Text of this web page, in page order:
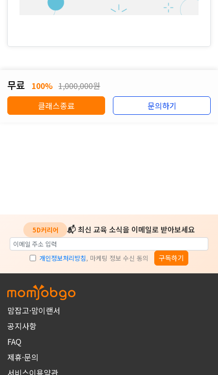
무료 100% 1,000,000원
클래스종료
문의하기
5D커리어 📬 최신 교육 소식을 이메일로 받아보세요
개인정보처리방침, 마케팅 정보 수신 동의 구독하기
맘잡고·맘이랜서
공지사항
FAQ
제휴·문의
서비스이용약관